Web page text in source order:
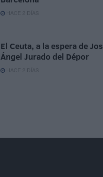
HACE 2 DÍAS
El Ceuta, a la espera de
Ángel Jurado del Dépor
HACE 2 DÍAS